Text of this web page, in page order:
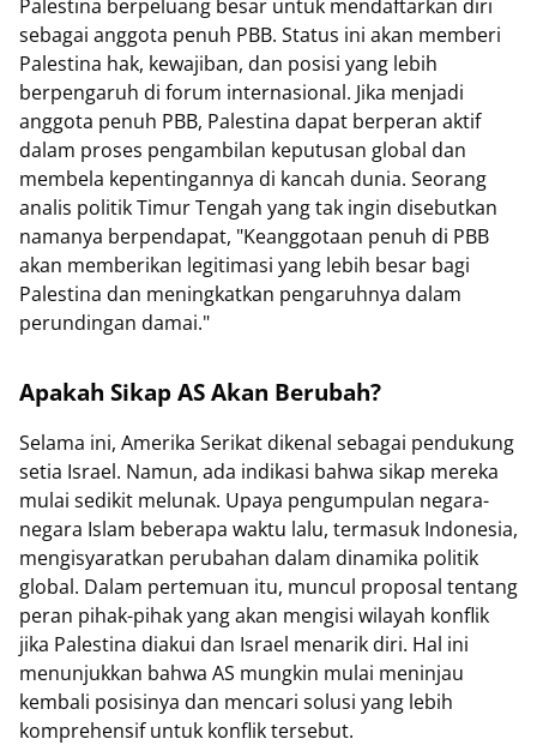
Palestina berpeluang besar untuk mendaftarkan diri
sebagai anggota penuh PBB. Status ini akan memberi
Palestina hak, kewajiban, dan posisi yang lebih
berpengaruh di forum internasional. Jika menjadi
anggota penuh PBB, Palestina dapat berperan aktif
dalam proses pengambilan keputusan global dan
membela kepentingannya di kancah dunia. Seorang
analis politik Timur Tengah yang tak ingin disebutkan
namanya berpendapat, "Keanggotaan penuh di PBB
akan memberikan legitimasi yang lebih besar bagi
Palestina dan meningkatkan pengaruhnya dalam
perundingan damai."
Apakah Sikap AS Akan Berubah?
Selama ini, Amerika Serikat dikenal sebagai pendukung
setia Israel. Namun, ada indikasi bahwa sikap mereka
mulai sedikit melunak. Upaya pengumpulan negara-
negara Islam beberapa waktu lalu, termasuk Indonesia,
mengisyaratkan perubahan dalam dinamika politik
global. Dalam pertemuan itu, muncul proposal tentang
peran pihak-pihak yang akan mengisi wilayah konflik
jika Palestina diakui dan Israel menarik diri. Hal ini
menunjukkan bahwa AS mungkin mulai meninjau
kembali posisinya dan mencari solusi yang lebih
komprehensif untuk konflik tersebut.